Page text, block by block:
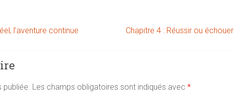
l’aventure continue Chapitre 4 : Réussir ou échouer
publiée. Les champs obligatoires sont indiqués avec *